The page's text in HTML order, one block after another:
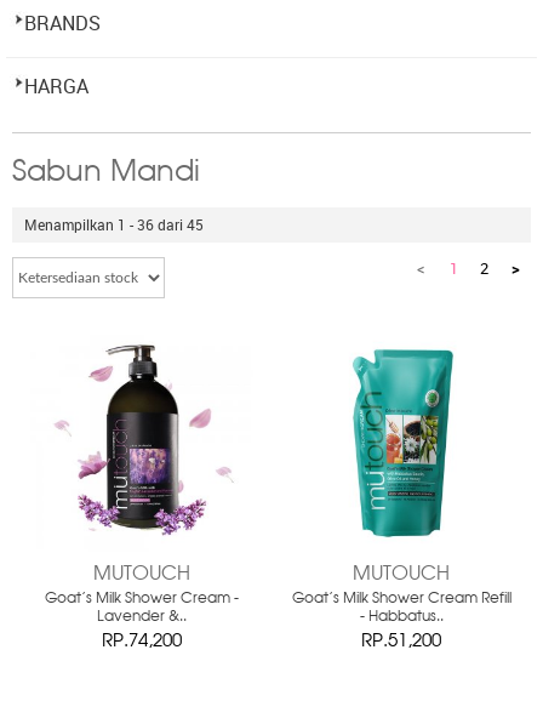
BRANDS
HARGA
Sabun Mandi
Menampilkan 1 - 36 dari 45
< 1 2 >
MUTOUCH
Goat's Milk Shower Cream -
Lavender &..
RP.74,200
MUTOUCH
Goat's Milk Shower Cream Refill
- Habbatus..
RP.51,200